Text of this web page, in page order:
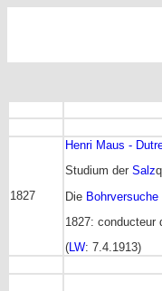
1827
Henri Maus -
Studium der Salz
Die Bohrversuche
1827: conducteur
(LW: 7.4.1913)